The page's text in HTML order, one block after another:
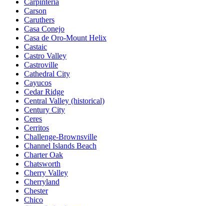
Carson
Caruthers
Casa Conejo
Casa de Oro-Mount Helix
Castaic
Castro Valley
Castroville
Cathedral City
Cayucos
Cedar Ridge
Central Valley (historical)
Century City
Ceres
Cerritos
Challenge-Brownsville
Channel Islands Beach
Charter Oak
Chatsworth
Cherry Valley
Cherryland
Chester
Chico